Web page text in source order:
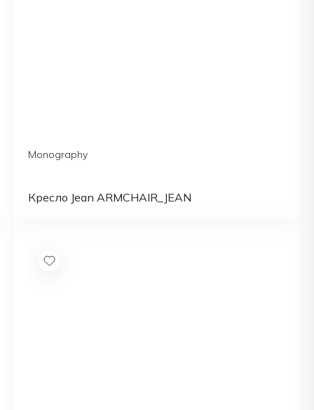
Monography
Кресло Jean ARMCHAIR_JEAN